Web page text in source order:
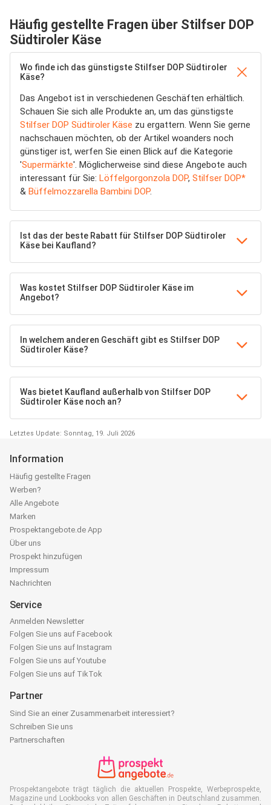
Häufig gestellte Fragen über Stilfser DOP
Südtiroler Käse
Wo finde ich das günstigste Stilfser DOP Südtiroler
Käse?
Das Angebot ist in verschiedenen Geschäften erhältlich.
Schauen Sie sich alle Produkte an, um das günstigste
Stilfser DOP Südtiroler Käse zu ergattern. Wenn Sie gerne
nachschauen möchten, ob der Artikel woanders noch
günstiger ist, werfen Sie einen Blick auf die Kategorie
'Supermärkte'. Möglicherweise sind diese Angebote auch
interessant für Sie: Löffelgorgonzola DOP, Stilfser DOP*
& Büffelmozzarella Bambini DOP.
Ist das der beste Rabatt für Stilfser DOP Südtiroler
Käse bei Kaufland?
Was kostet Stilfser DOP Südtiroler Käse im
Angebot?
In welchem anderen Geschäft gibt es Stilfser DOP
Südtiroler Käse?
Was bietet Kaufland außerhalb von Stilfser DOP
Südtiroler Käse noch an?
Letztes Update: Sonntag, 19. Juli 2026
Information
Häufig gestellte Fragen
Werben?
Alle Angebote
Marken
Prospektangebote.de App
Über uns
Prospekt hinzufügen
Impressum
Nachrichten
Service
Anmelden Newsletter
Folgen Sie uns auf Facebook
Folgen Sie uns auf Instagram
Folgen Sie uns auf Youtube
Folgen Sie uns auf TikTok
Partner
Sind Sie an einer Zusammenarbeit interessiert?
Schreiben Sie uns
Partnerschaften
Prospektangebote trägt täglich die aktuellen Prospekte, Werbeprospekte,
Magazine und Lookbooks von allen Geschäften in Deutschland zusammen.